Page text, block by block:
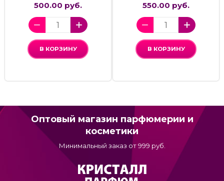
500.00 руб.
В КОРЗИНУ
550.00 руб.
В КОРЗИНУ
Оптовый магазин парфюмерии и
косметики
Минимальный заказ от 999 руб.